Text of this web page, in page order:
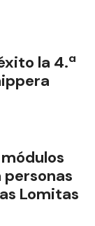
la 4.ª
Lomitas